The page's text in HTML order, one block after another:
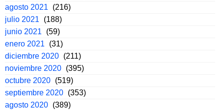
agosto 2021
(216)
julio 2021
(188)
junio 2021
(59)
enero 2021
(31)
diciembre 2020 (211)
noviembre 2020 (395)
octubre 2020 (519)
septiembre 2020 (353)
agosto 2020 (389)